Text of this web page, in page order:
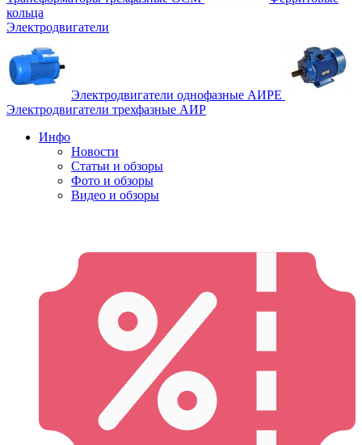
кольца
Электродвигатели
Электродвигатели однофазные АИРЕ
Электродвигатели трехфазные АИР
Инфо
Новости
Статьи и обзоры
Фото и обзоры
Видео и обзоры